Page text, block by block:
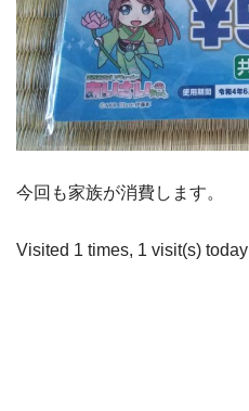
今回も家族が消費します。
Visited 1 times, 1 visit(s) today